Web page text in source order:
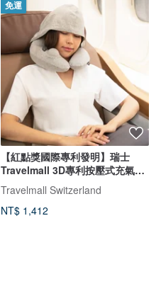
免運
【紅點獎國際專利發明】瑞士
Travelmall 3D專利按壓式充氣連
帽枕
Travelmall Switzerland
NT$ 1,412